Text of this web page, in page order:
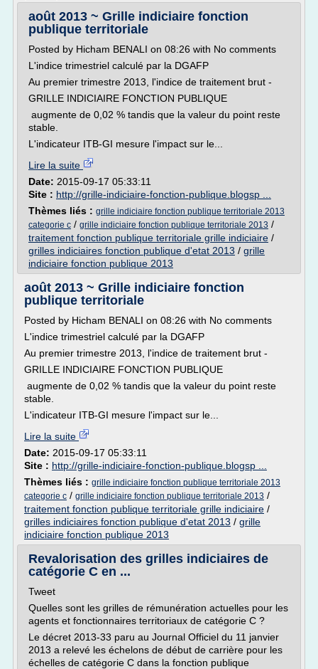
août 2013 ~ Grille indiciaire fonction
publique territoriale
Posted by Hicham BENALI on 08:26 with No comments
L'indice trimestriel calculé par la DGAFP
Au premier trimestre 2013, l'indice de traitement brut -
GRILLE INDICIAIRE FONCTION PUBLIQUE
augmente de 0,02 % tandis que la valeur du point reste
stable.
L'indicateur ITB-GI mesure l'impact sur le...
Lire la suite
Date: 2015-09-17 05:33:11
Site : http://grille-indiciaire-fonction-publique.blogsp ...
Thèmes liés : grille indiciaire fonction publique territoriale 2013
categorie c / grille indiciaire fonction publique territoriale 2013 /
traitement fonction publique territoriale grille indiciaire /
grilles indiciaires fonction publique d'etat 2013 / grille
indiciaire fonction publique 2013
août 2013 ~ Grille indiciaire fonction
publique territoriale
Posted by Hicham BENALI on 08:26 with No comments
L'indice trimestriel calculé par la DGAFP
Au premier trimestre 2013, l'indice de traitement brut -
GRILLE INDICIAIRE FONCTION PUBLIQUE
augmente de 0,02 % tandis que la valeur du point reste
stable.
L'indicateur ITB-GI mesure l'impact sur le...
Lire la suite
Date: 2015-09-17 05:33:11
Site : http://grille-indiciaire-fonction-publique.blogsp ...
Thèmes liés : grille indiciaire fonction publique territoriale 2013
categorie c / grille indiciaire fonction publique territoriale 2013 /
traitement fonction publique territoriale grille indiciaire /
grilles indiciaires fonction publique d'etat 2013 / grille
indiciaire fonction publique 2013
Revalorisation des grilles indiciaires de
catégorie C en ...
Tweet
Quelles sont les grilles de rémunération actuelles pour les
agents et fonctionnaires territoriaux de catégorie C ?
Le décret 2013-33 paru au Journal Officiel du 11 janvier
2013 a relevé les échelons de début de carrière pour les
échelles de catégorie C dans la fonction publique